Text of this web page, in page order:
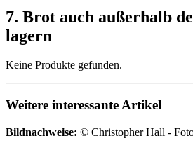
7. Brot auch außerhalb
lagern
Keine Produkte gefunden.
Weitere interessante Artikel
Bildnachweise: © Christopher Hall -